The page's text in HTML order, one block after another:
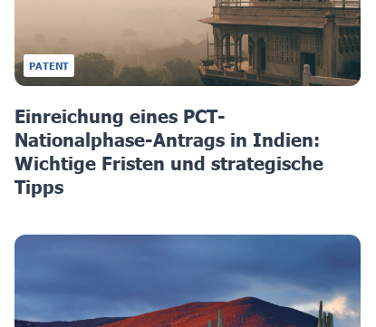
PATENT
Einreichung eines PCT-
Nationalphase-Antrags in Indien:
Wichtige Fristen und strategische
Tipps